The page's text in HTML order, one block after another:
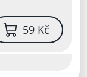
59 Kč